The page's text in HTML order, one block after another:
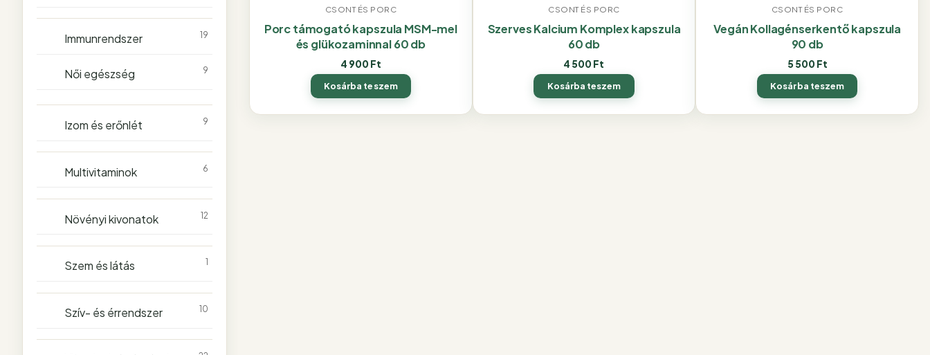
CSONT ÉS PORC
Porc támogató kapszula MSM-mel
és glükozaminnal 60 db
4 900 Ft
Kosárba teszem
CSONT ÉS PORC
Szerves Kalcium Komplex kapszula
60 db
4 500 Ft
Kosárba teszem
CSONT ÉS PORC
Vegán Kollagénserkentő kapszula
90 db
5 500 Ft
Kosárba teszem
Immunrendszer 19
Női egészség 9
Izom és erőnlét 9
Multivitaminok 6
Növényi kivonatok 12
Szem és látás 1
Szív- és érrendszer 10